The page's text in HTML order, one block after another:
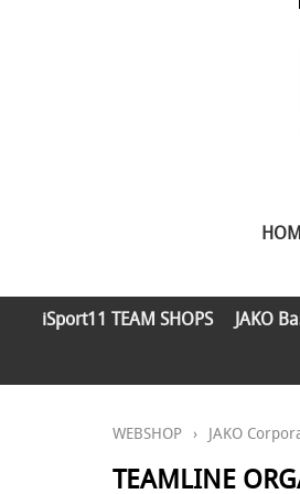
iSport11 TEAM SHOPS
JAKO
WEBSHOP › JAKO
TEAMLINE